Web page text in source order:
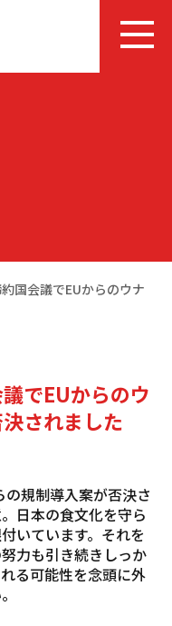
国会議でEUからのウナ
でEUからのウ
されました
規制導入案が否決さ
日本の食文化を守ら
いています。それを
力も引き続きしっか
る可能性を念頭に外